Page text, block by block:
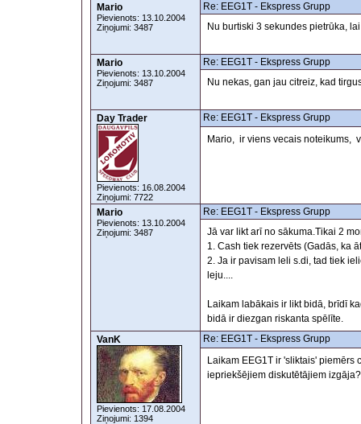
Mario
Pievienots: 13.10.2004
Ziņojumi: 3487
Re: EEG1T - Ekspress Grupp
Nu burtiski 3 sekundes pietrūka,
Mario
Pievienots: 13.10.2004
Ziņojumi: 3487
Re: EEG1T - Ekspress Grupp
Nu nekas, gan jau citreiz, kad
Day Trader
Pievienots: 16.08.2004
Ziņojumi: 7722
Re: EEG1T - Ekspress Grupp
Mario, ir viens vecais noteikums,
Mario
Pievienots: 13.10.2004
Ziņojumi: 3487
Re: EEG1T - Ekspress Grupp
Jā var likt arī no sākuma.Tikai 2
1. Cash tiek rezervēts (Gadās, ka
2. Ja ir pavisam leli s.di, tad tiek
leju....
Laikam labākais ir likt bidā, brīdī
bidā ir diezgan riskanta spēlīte.
VanK
Pievienots: 17.08.2004
Ziņojumi: 1394
Re: EEG1T - Ekspress Grupp
Laikam EEG1T ir 'sliktais'
iepriekšējiem diskutētājiem